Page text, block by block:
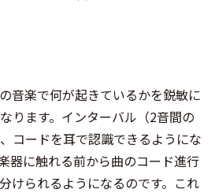
音楽で何が起きているかを鋭敏に
ります。インターバル（2音間の
コードを耳で認識できるようにな
器に触れる前から曲のコード進行
けられるようになるのです。これ